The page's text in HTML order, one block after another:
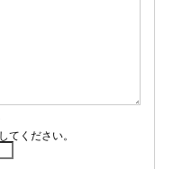
てください。